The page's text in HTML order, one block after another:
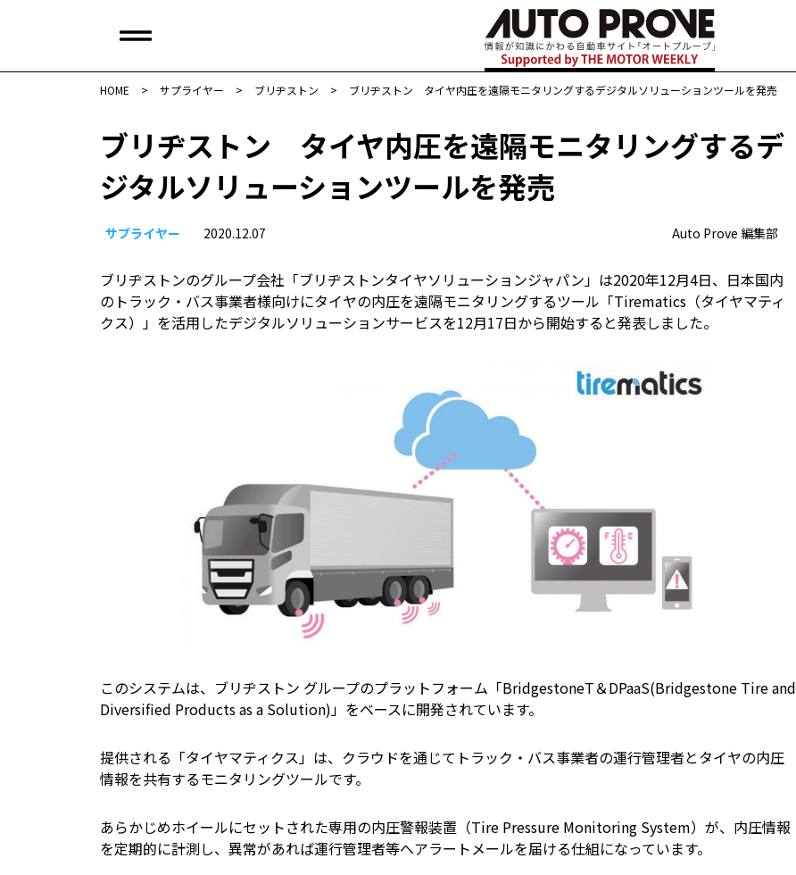
HOME > サプライヤー > ブリヂストン > ブリヂストン タイヤ内圧を遠隔モニタリングするデジタルソリューションツールを発売
ブリヂストン タイヤ内圧を遠隔モニタリングするデ
ジタルソリューションツールを発売
サプライヤー 2020.12.07 Auto Prove 編集部
ブリヂストンのグループ会社「ブリヂストンタイヤソリューションジャパン」は2020年12月4日、日本国内
のトラック・バス事業者様向けにタイヤの内圧を遠隔モニタリングするツール「Tirematics（タイヤマティ
クス）」を活用したデジタルソリューションサービスを12月17日から開始すると発表しました。
このシステムは、ブリヂストン グループのプラットフォーム「BridgestoneT＆DPaaS(Bridgestone Tire and
Diversified Products as a Solution)」をベースに開発されています。
提供される「タイヤマティクス」は、クラウドを通じてトラック・バス事業者の運行管理者とタイヤの内圧
情報を共有するモニタリングツールです。
あらかじめホイールにセットされた専用の内圧警報装置（Tire Pressure Monitoring System）が、内圧情報
を定期的に計測し、異常があれば運行管理者等へアラートメールを届ける仕組になっています。